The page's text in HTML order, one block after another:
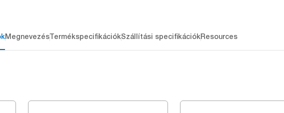
MegnevezésTermékspecifikációkSzállítási specifikációkResources